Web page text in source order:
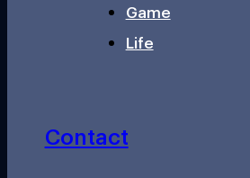
Game
Life
Contact